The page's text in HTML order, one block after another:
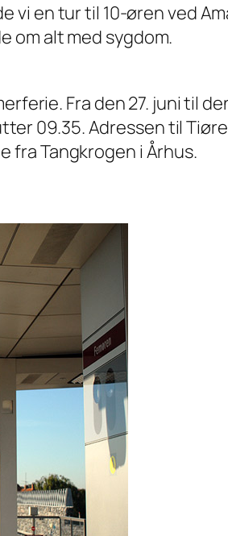
vi en tur til 10-øren ved
om alt med sygdom.
Fra den 27. juni til
09.35. Adressen til
fra Tangkrogen i Århus.